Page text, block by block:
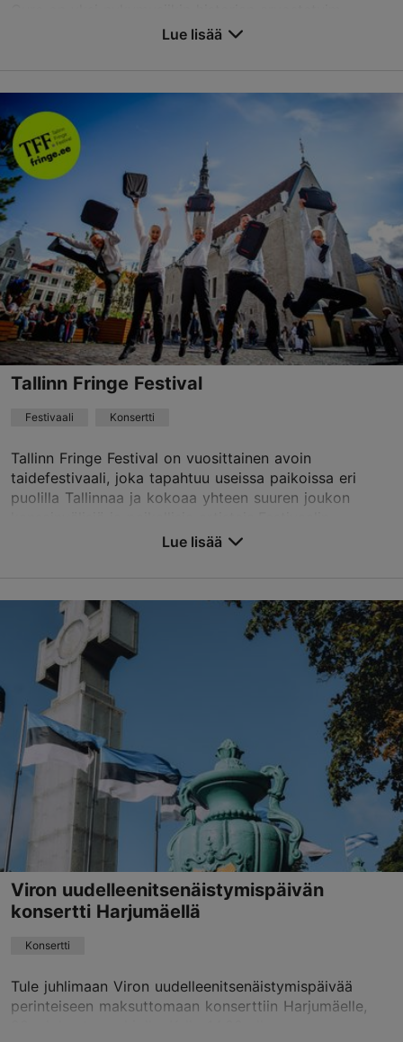
Unibet Arena
Paldiski mnt 104b, Tallinn
Rocca al Mare
09.08.2026
info@unibetarena.ee
+372 660 0200
Varaa nyt
Lue lisää
Tallinn Fringe Festival
Festivaali Konsertti
Tallinn Fringe Festival on vuosittainen avoin
taidefestivaali, joka tapahtuu useissa paikoissa eri
puolilla Tallinnaa ja kokoaa yhteen suuren joukon
Eri paikat
Vabaduse väljak 9, Tallinn
Muu
18.08.2026 - 18.09.2026
Lue lisää
Viron uudelleenitsenäistymispäivän
konsertti Harjumäellä
Konsertti
Tule juhlimaan Viron uudelleenitsenäistymispäivää
perinteiseen maksuttomaan konserttiin Harjumäelle,